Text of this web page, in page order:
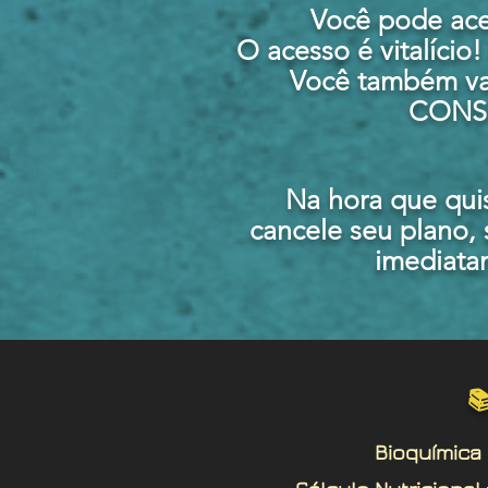
Você pode
O acesso é
Você também
Na hora que
cancele seu plano,
Bioquímica